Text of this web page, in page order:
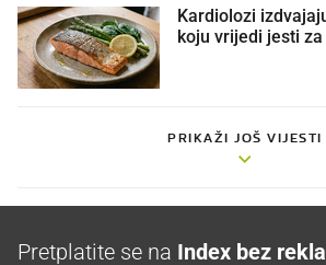
Kardiolozi
koju vrijedi jesti
PRIKAŽI JOŠ VIJESTI
Pretplatite se na Index bez